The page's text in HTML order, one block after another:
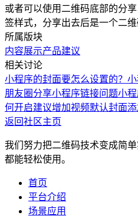
或者可以使用二维码底部的分
签样式，分享出去后是一个二
所属版块
内容展示产品建议
相关讨论
小程序的封面要怎么设置的？
朋友圈分享小程序链接问题小
何开启建议增加视频默认封面
返回社区主页
我们努力把二维码技术变成简
都能轻松使用。
首页
平台介绍
场景应用